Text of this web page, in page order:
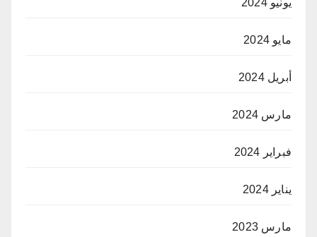
مايو 2024
أبريل 2024
مارس 2024
فبراير 2024
يناير 2024
مارس 2023